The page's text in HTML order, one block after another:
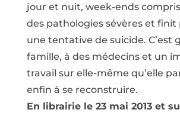
jour et nuit, week-ends
des pathologies sévères et finit
une tentative de suicide. C’est
famille, à des médecins et un
travail sur elle-même qu’elle
enfin à se reconstruire.
En librairie le 23 mai 2013 et